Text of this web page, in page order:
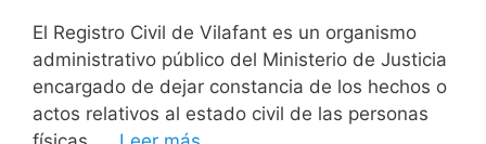
El Registro Civil de Vilafant es un organismo
administrativo público del Ministerio de Justicia
encargado de dejar constancia de los hechos o
actos relativos al estado civil de las personas